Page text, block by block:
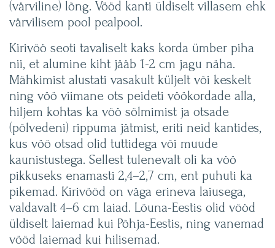
(värviline) lõng. Vööd kanti üldiselt villasem ehk
värvilisem pool pealpool.
Kirivöö seoti tavaliselt kaks korda ümber piha
nii, et alumine kiht jääb 1-2 cm jagu näha.
Mähkimist alustati vasakult küljelt või keskelt
ning vöö viimane ots peideti vöökordade alla,
hiljem kohtas ka vöö sõlmimist ja otsade
(põlvedeni) rippuma jätmist, eriti neid kantides,
kus vöö otsad olid tuttidega või muude
kaunistustega. Sellest tulenevalt oli ka vöö
pikkuseks enamasti 2,4–2,7 cm, ent puhuti ka
pikemad. Kirivööd on väga erineva laiusega,
valdavalt 4–6 cm laiad. Lõuna-Eestis olid vööd
üldiselt laiemad kui Põhja-Eestis, ning vanemad
vööd laiemad kui hilisemad.